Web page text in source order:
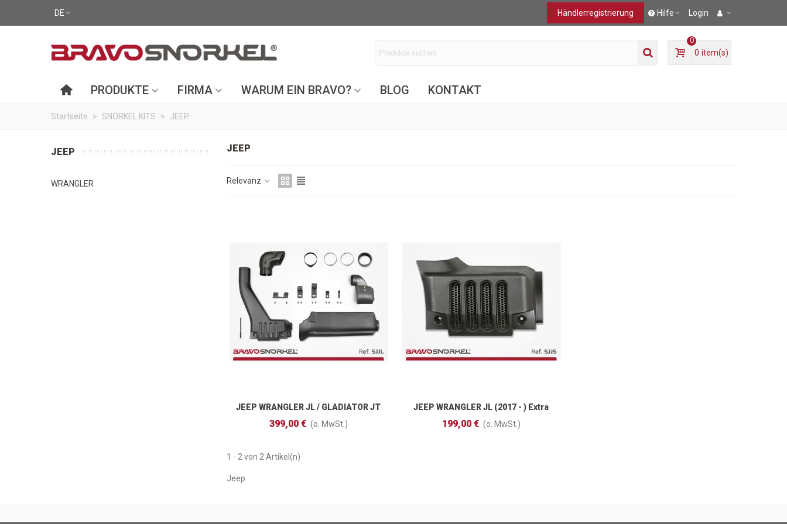
DE Hilfe Login
Händlerregistrierung
0
0 item(s)
PRODUKTE FIRMA WARUM EIN BRAVO? BLOG KONTAKT
Startseite > SNORKEL KITS > JEEP
JEEP
WRANGLER
JEEP
Relevanz
In Den Warenkorb
JEEP WRANGLER JL / GLADIATOR JT
(2017 - )
399,00 € (o. MwSt.)
In Den Warenkorb
JEEP WRANGLER JL (2017 - ) Extra
199,00 € (o. MwSt.)
1 - 2 von 2 Artikel(n)
Jeep